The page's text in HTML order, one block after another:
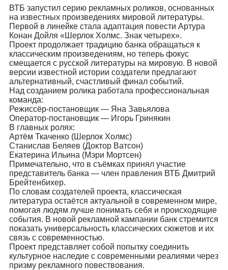
ВТБ запустил серию рекламных роликов, основанных
на известных произведениях мировой литературы.
Первой в линейке стала адаптация повести Артура
Конан Дойля «Шерлок Холмс. Знак четырех».
Проект продолжает традицию банка обращаться к
классическим произведениям, но теперь фокус
смещается с русской литературы на мировую. В новой
версии известной истории создатели предлагают
альтернативный, счастливый финал событий.
Над созданием ролика работала профессиональная
команда:
Режиссёр-постановщик — Яна Завьялова
Оператор-постановщик — Игорь Гринякин
В главных ролях:
Артём Ткаченко (Шерлок Холмс)
Станислав Беляев (Доктор Ватсон)
Екатерина Ильина (Мэри Мортсен)
Примечательно, что в съёмках принял участие
представитель банка — член правления ВТБ Дмитрий
Брейтенбихер.
По словам создателей проекта, классическая
литература остаётся актуальной в современном мире,
помогая людям лучше понимать себя и происходящие
события. В новой рекламной кампании банк стремится
показать универсальность классических сюжетов и их
связь с современностью.
Проект представляет собой попытку соединить
культурное наследие с современными реалиями через
призму рекламного повествования.